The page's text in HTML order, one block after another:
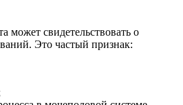
может свидетельствовать о
Это частый признак: